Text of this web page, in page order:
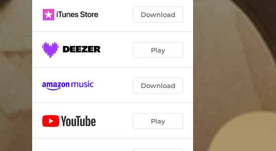
Download
Play
Download
Play